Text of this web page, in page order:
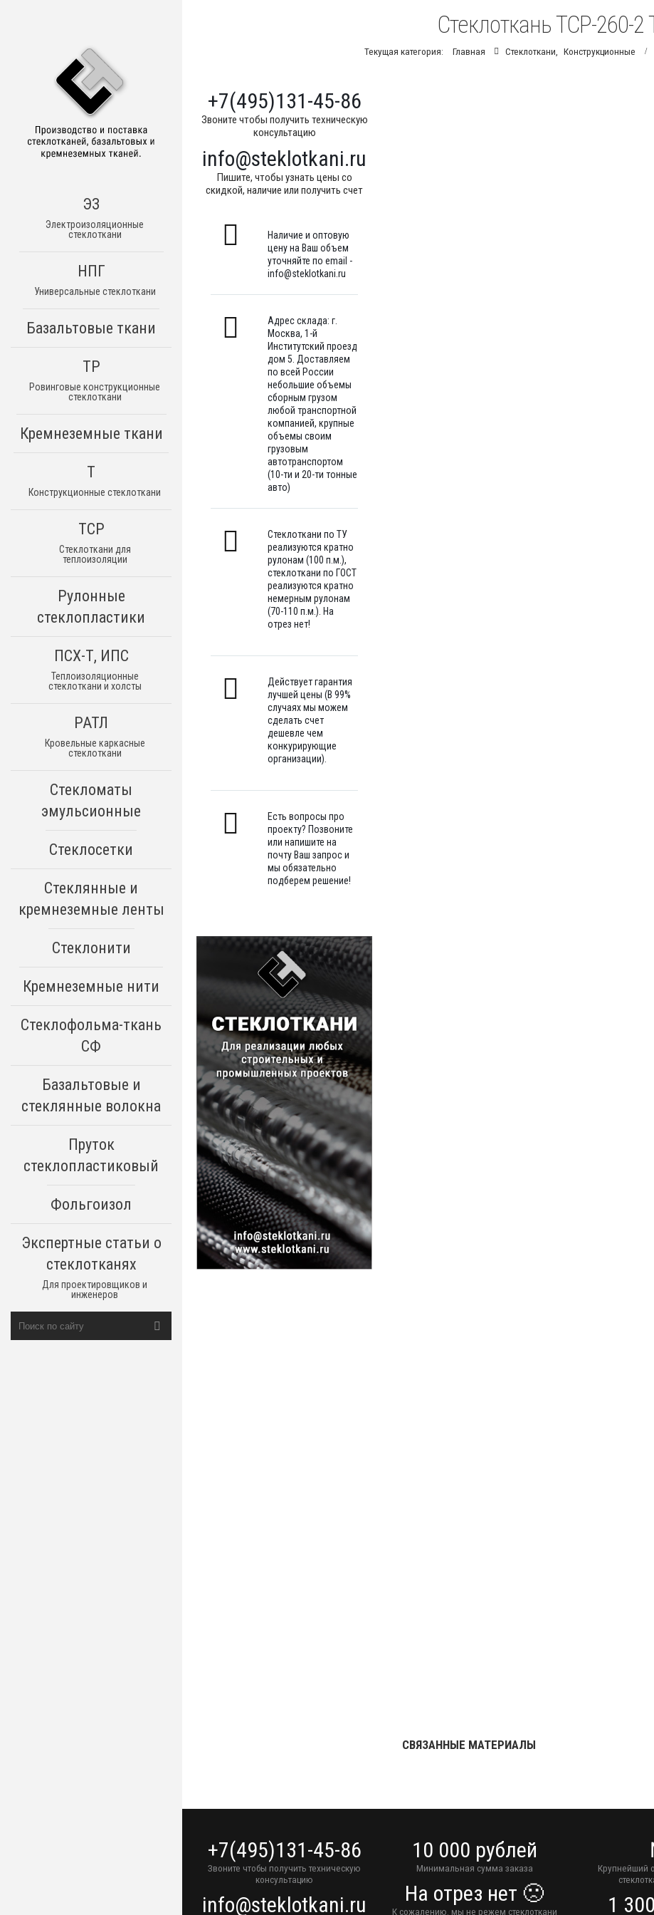
ЭЗ
Электроизоляционные
стеклоткани
НПГ
Универсальные стеклоткани
Базальтовые ткани
ТР
Ровинговые конструкционные
стеклоткани
Кремнеземные ткани
Т
Конструкционные стеклоткани
ТСР
Стеклоткани для
теплоизоляции
Рулонные
стеклопластики
ПСХ-Т, ИПС
Теплоизоляционные
стеклоткани и холсты
РАТЛ
Кровельные каркасные
стеклоткани
Стекломаты
эмульсионные
Стеклосетки
Стеклянные и
кремнеземные ленты
Стеклонити
Кремнеземные нити
Стеклофольма-ткань
СФ
Базальтовые и
стеклянные волокна
Пруток
стеклопластиковый
Фольгоизол
Экспертные статьи о
стеклотканях
Для проектировщиков и
инженеров
Стеклоткань ТСР-260-2
Текущая категория: Главная Стеклоткани Конструкционные
СВЯЗАННЫЕ МАТЕРИАЛЫ
+7(495)131-45-86
Звоните чтобы получить техническую
консультацию
info@steklotkani.ru
Пишите, чтобы узнать цены со
скидкой, наличие или получить счет
Наличие и оптовую
цену на Ваш объем
уточняйте по email -
info@steklotkani.ru
Адрес склада: г.
Москва, 1-й
Институтский проезд
дом 5. Доставляем
по всей России
небольшие объемы
сборным грузом
любой транспортной
компанией, крупные
объемы своим
грузовым
автотранспортом
(10-ти и 20-ти тонные
авто)
Стеклоткани по ТУ
реализуются кратно
рулонам (100 п.м.),
стеклоткани по ГОСТ
реализуются кратно
немерным рулонам
(70-110 п.м.). На
отрез нет!
Действует гарантия
лучшей цены (В 99%
случаях мы можем
сделать счет
дешевле чем
конкурирующие
организации).
Есть вопросы про
проекту? Позвоните
или напишите на
почту Ваш запрос и
мы обязательно
подберем решение!
+7(495)131-45-86
Звоните чтобы получить техническую
консультацию
info@steklotkani.ru
10 000 рублей
Минимальная сумма заказа
На отрез нет 🙁
К сожалению. мы не режем стеклоткани
Крупнейший
1